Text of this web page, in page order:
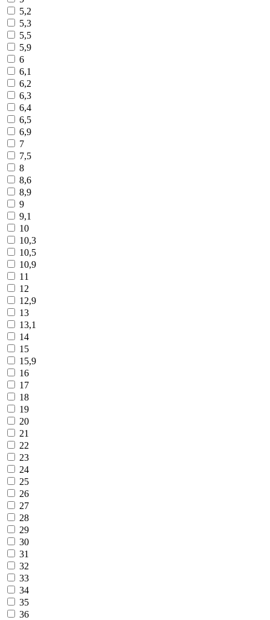
5,2
5,3
5,5
5,9
6
6,1
6,2
6,3
6,4
6,5
6,9
7
7,5
8
8,6
8,9
9
9,1
10
10,3
10,5
10,9
11
12
12,9
13
13,1
14
15
15,9
16
17
18
19
20
21
22
23
24
25
26
27
28
29
30
31
32
33
34
35
36